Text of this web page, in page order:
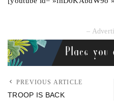
–
PREVIOUS ARTICLE
TROOP IS BACK